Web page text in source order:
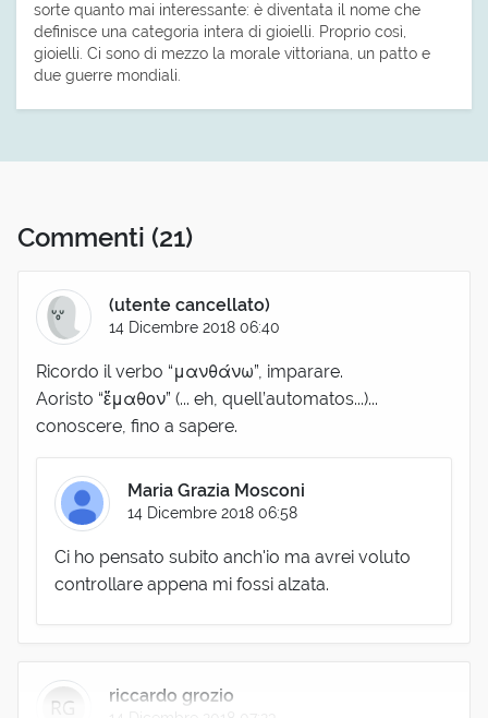
sorte quanto mai interessante: è diventata il nome che
definisce una categoria intera di gioielli. Proprio così,
gioielli. Ci sono di mezzo la morale vittoriana, un patto e
due guerre mondiali.
Commenti (21)
(utente cancellato)
14 Dicembre 2018 06:40
Ricordo il verbo “μανθάνω”, imparare.
Aoristo “ἔμαθον” (... eh, quell’automatos...)...
conoscere, fino a sapere.
Maria Grazia Mosconi
14 Dicembre 2018 06:58
Ci ho pensato subito anch'io ma avrei voluto
controllare appena mi fossi alzata.
riccardo grozio